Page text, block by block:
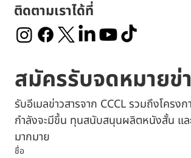
ติดตามเราได้ที่
สมัครรับจดหมายข่
รับอีเมลข่าวสารจาก CCCL รวมถึงโครง
กำลังจะมีขึ้น ทุนสนับสนุนผลิตหนังสั้น แ
มากมาย
ชื่อ